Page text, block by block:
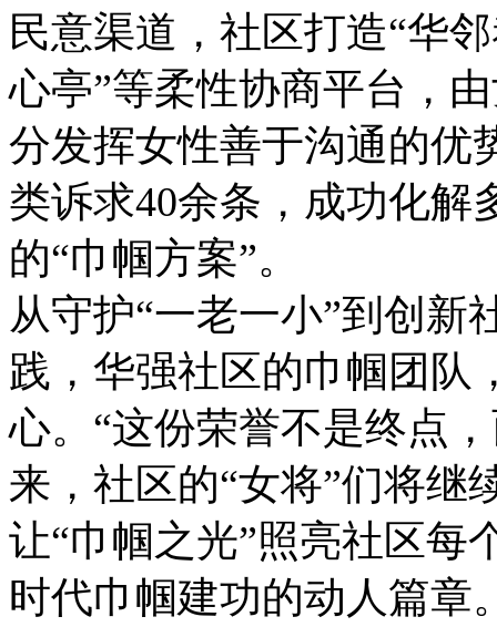
民意渠道，社区打造“华
心亭”等柔性协商平台，
分发挥女性善于沟通的优
类诉求40余条，成功化解
的“巾帼方案”。
从守护“一老一小”到创新
践，华强社区的巾帼团队
心。“这份荣誉不是终点
来，社区的“女将”们将继
让“巾帼之光”照亮社区每
时代巾帼建功的动人篇章